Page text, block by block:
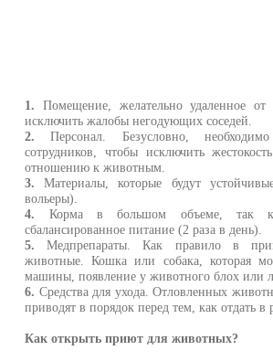
1. Помещение, желательно удаленное
исключить жалобы негодующих соседей.
2. Персонал. Безусловно,
сотрудников, чтобы исключить
отношению к животным.
3. Материалы, которые будут
вольеры).
4. Корма в большом объеме, так
сбалансированное питание (2 раза в день).
5. Медпрепараты. Как правило в
животные. Кошка или собака, которая
машины, появление у животного блох или
6. Средства для ухода. Отловленных
приводят в порядок перед тем, как отдать
Как открыть приют для животных?